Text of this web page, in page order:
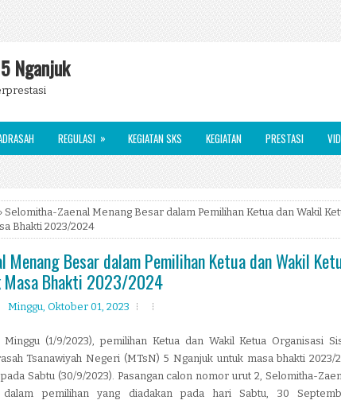
Nganjuk
REGULASI » KEGIATAN SKS KEGIATAN PRESTASI
Selomitha-Zaenal Menang Besar dalam Pemilihan Ketua dan Wakil
Bhakti 2023/2024
Menang Besar dalam Pemilihan Ketua dan Wakil
Masa Bhakti 2023/2024
Minggu, Oktober 01, 2023
(1/9/2023), pemilihan Ketua dan Wakil Ketua Organisasi
Tsanawiyah Negeri (MTsN) 5 Nganjuk untuk masa bhakti 2023/
Sabtu (30/9/2023). Pasangan calon nomor urut 2, Selomitha-
dalam pemilihan yang diadakan pada hari Sabtu, 30